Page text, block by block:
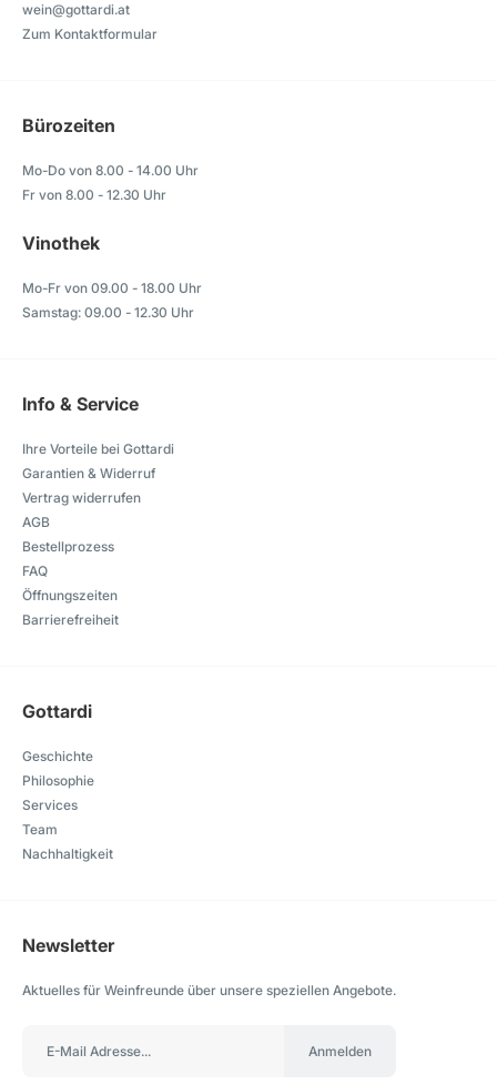
wein@gottardi.at
Zum Kontaktformular
Bürozeiten
Mo-Do von 8.00 - 14.00 Uhr
Fr von 8.00 - 12.30 Uhr
Vinothek
Mo-Fr von 09.00 - 18.00 Uhr
Samstag: 09.00 - 12.30 Uhr
Info & Service
Ihre Vorteile bei Gottardi
Garantien & Widerruf
Vertrag widerrufen
AGB
Bestellprozess
FAQ
Öffnungszeiten
Barrierefreiheit
Gottardi
Geschichte
Philosophie
Services
Team
Nachhaltigkeit
Newsletter
Aktuelles für Weinfreunde über unsere speziellen Angebote.
Anmelden